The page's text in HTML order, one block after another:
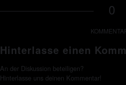
0
Hinterlasse einen
An der Diskussion beteiligen?
Hinterlasse uns deinen Kommentar!